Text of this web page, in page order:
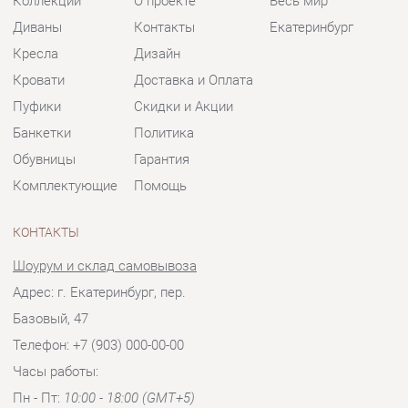
Обувницы
Комплектующие
Гарантия
Помощь
КОНТАКТЫ
Часы работы:
Отправить сообщение